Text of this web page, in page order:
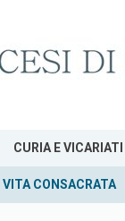
CURIA E VICARIATI
VITA CONSACRATA